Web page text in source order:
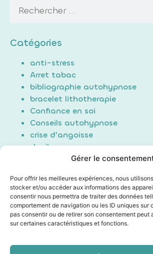
Gérer le
Pour offrir les meilleures expériences, nous
stocker et/ou accéder aux informations des
consentir nous permettra de traiter des données
comportement de navigation ou les ID uniques sur
pas consentir ou de retirer son consentement peut
sur certaines caractéristiques et fonctions.
Catégories
anti-stress
Arret tabac
bibliographie autohypnose
bracelet lithotherapie
Confiance en soi
Conseils autohypnose
crise d'angoisse
deuil
hypnose
maigrir / perte de poids
Non classé
poids du passé
Technique auto hypnose